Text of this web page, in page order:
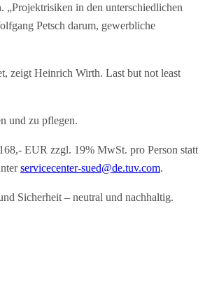
„Projektrisiken in den unterschiedlichen
Petsch darum, gewerbliche
zeigt Heinrich Wirth. Last but not least
und zu pflegen.
EUR zzgl. 19% MwSt. pro Person statt
servicecenter-sued@de.tuv.com.
Sicherheit – neutral und nachhaltig.